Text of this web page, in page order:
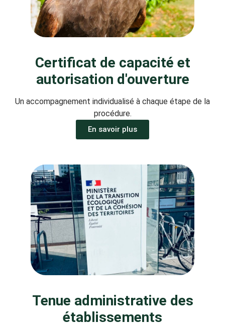
Certificat de capacité et
autorisation d'ouverture
Un accompagnement individualisé à chaque étape de la
procédure.
En savoir plus
Tenue administrative des
établissements